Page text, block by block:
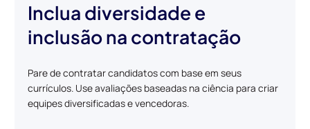
Inclua diversidade e
inclusão na contratação
Pare de contratar candidatos com base em seus
currículos. Use avaliações baseadas na ciência para criar
equipes diversificadas e vencedoras.